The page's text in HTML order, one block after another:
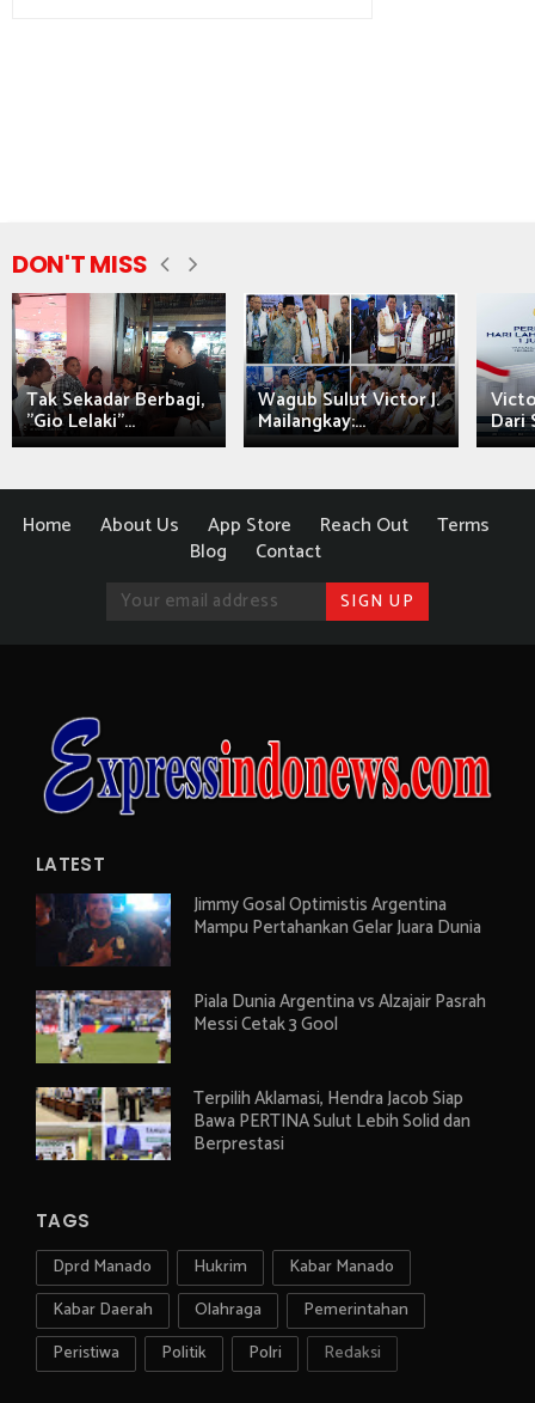
DON'T MISS
Tak Sekadar Berbagi,
"Gio Lelaki"...
Wagub Sulut Victor J.
Mailangkay:... Dari
Home About Us App Store Reach Out
Terms
Blog
Contact
LATEST
Jimmy Gosal Optimistis Argentina
Mampu Pertahankan Gelar Juara Dunia
Piala Dunia Argentina vs Alzajair Pasrah
Messi Cetak 3 Gool
Terpilih Aklamasi, Hendra Jacob Siap
Bawa PERTINA Sulut Lebih Solid dan
Berprestasi
TAGS
Dprd Manado Hukrim
Kabar Manado
Kabar Daerah
Olahraga
Pemerintahan
Peristiwa
Politik Polri Redaksi